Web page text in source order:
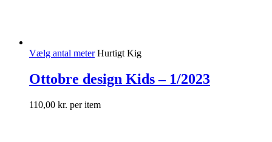
Vælg antal meter Hurtigt Kig
Ottobre design Kids – 1/2023
110,00 kr. per item